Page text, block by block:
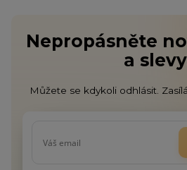
Nepropásněte
a
Můžete se kdykoli odhlásit.